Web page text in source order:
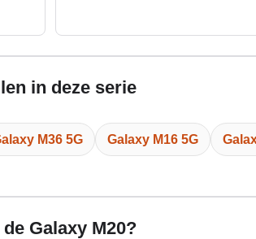
in deze serie
M36 5G Galaxy M16 5G
Galaxy M20?